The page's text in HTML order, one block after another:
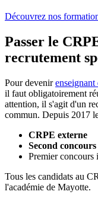
Découvrez nos
Passer le
recrutement
Pour devenir
il faut obligatoirement
attention, il s'agit d'un
commun. Depuis 2017
CRPE externe
Second concours
Premier concours
Tous les candidats au
l'académie de Mayotte.